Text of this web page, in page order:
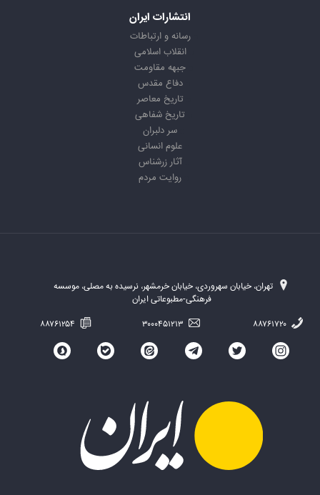
انتشارات ایران
رسانه و ارتباطات
انقلاب اسلامی
جبهه مقاومت
دفاع مقدس
تاریخ معاصر
تاریخ شفاهی
سر دلبران
علوم انسانی
آثار زرشناس
روایت مردم
تهران، خیابان سهروردی، خیابان خرمشهر، نرسیده به مصلی، موسسه
فرهنگی-مطبوعاتی ایران